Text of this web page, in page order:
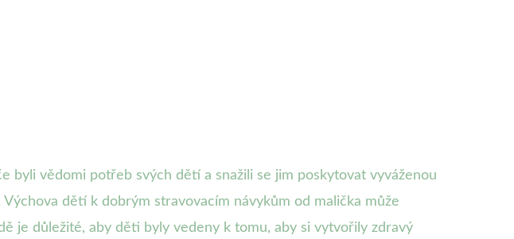
byli vědomi potřeb svých dětí a snažili se jim poskytovat vyváženou
dětí k dobrým stravovacím návykům od malička může
je důležité, aby děti byly vedeny k tomu, aby si vytvořily zdravý